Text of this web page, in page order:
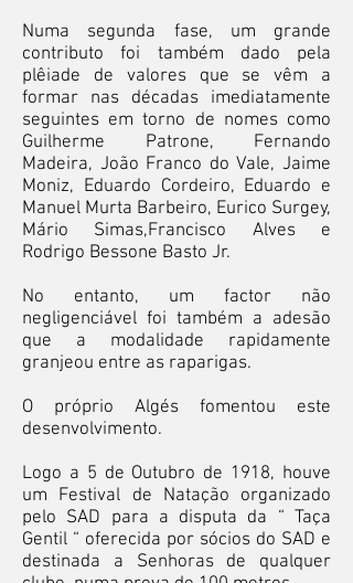
Numa segunda fase, um grande
contributo foi também dado pela
plêiade de valores que se vêm a
formar nas décadas imediatamente
seguintes em torno de nomes como
Guilherme Patrone, Fernando
Madeira, João Franco do Vale, Jaime
Moniz, Eduardo Cordeiro, Eduardo e
Manuel Murta Barbeiro, Eurico Surgey,
Mário Simas,Francisco Alves e
Rodrigo Bessone Basto Jr.
No entanto, um factor não
negligenciável foi também a adesão
que a modalidade rapidamente
granjeou entre as raparigas.
O próprio Algés fomentou este
desenvolvimento.
Logo a 5 de Outubro de 1918, houve
um Festival de Natação organizado
pelo SAD para a disputa da “ Taça
Gentil “ oferecida por sócios do SAD e
destinada a Senhoras de qualquer